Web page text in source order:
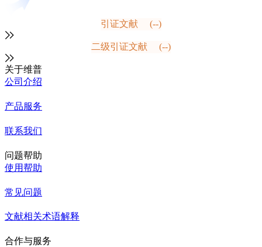
引证文献 (--)
二级引证文献 (--)
关于维普
公司介绍
产品服务
联系我们
问题帮助
使用帮助
常见问题
文献相关术语解释
合作与服务